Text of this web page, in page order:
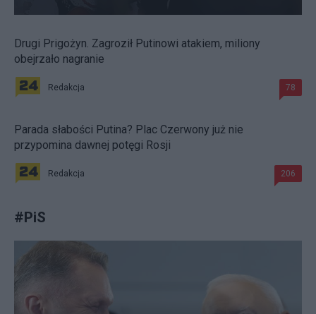
Drugi Prigożyn. Zagroził Putinowi atakiem, miliony
obejrzało nagranie
Redakcja 78
Parada słabości Putina? Plac Czerwony już nie
przypomina dawnej potęgi Rosji
Redakcja 206
#PiS